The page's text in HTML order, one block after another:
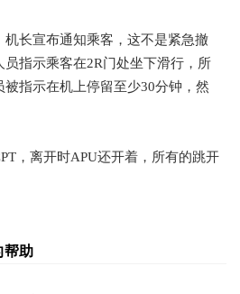
长宣布通知乘客，这不是紧急撤
指示乘客在2R门处坐下滑行，所
指示在机上停留至少30分钟，然
，离开时APU还开着，所有的跳开
帮助